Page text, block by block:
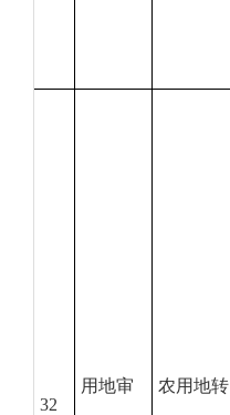
32
用地审 农用地转